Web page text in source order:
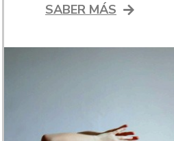
SABER MÁS